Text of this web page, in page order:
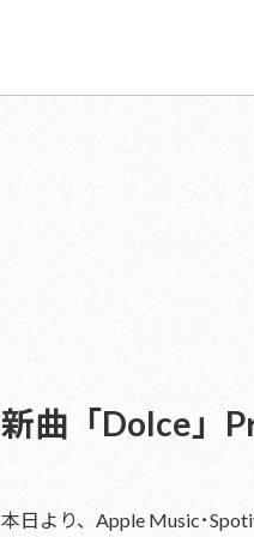
新曲「Dolce」
本日より、Apple Music･